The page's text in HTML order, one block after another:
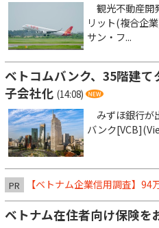
観光不動産開
リット(複合企
サン・フ...
ベトコムバンク、35階建
子会社化 (14:08)
みずほ銀行が
バンク
PR 【ベトナム企業信用調査】
ベトナム在住者向け保険を